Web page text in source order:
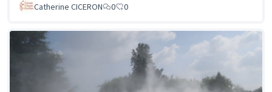
Catherine CICERON 0 0